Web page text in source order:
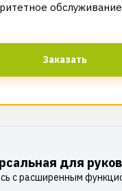
обслуживание
Заказать
для
с расширенным